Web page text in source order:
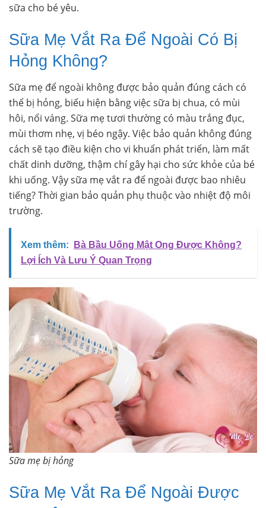
sữa cho bé yêu.
Sữa Mẹ Vắt Ra Để Ngoài Có Bị
Hỏng Không?
Sữa mẹ để ngoài không được bảo quản đúng cách có
thể bị hỏng, biểu hiện bằng việc sữa bị chua, có mùi
hôi, nổi váng. Sữa mẹ tươi thường có màu trắng đục,
mùi thơm nhẹ, vị béo ngậy. Việc bảo quản không đúng
cách sẽ tạo điều kiện cho vi khuẩn phát triển, làm mất
chất dinh dưỡng, thậm chí gây hại cho sức khỏe của bé
khi uống. Vậy sữa mẹ vắt ra để ngoài được bao nhiêu
tiếng? Thời gian bảo quản phụ thuộc vào nhiệt độ môi
trường.
Xem thêm:
Bà Bầu Uống Mật Ong Được Không?
Lợi Ích Và Lưu Ý Quan Trọng
Sữa mẹ bị hỏng
Sữa Mẹ Vắt Ra Để Ngoài Được